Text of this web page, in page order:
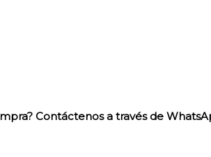
Contáctenos a través de